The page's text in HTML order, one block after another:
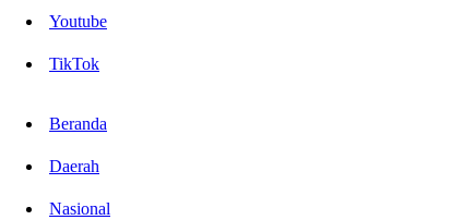
Youtube
TikTok
Beranda
Daerah
Nasional